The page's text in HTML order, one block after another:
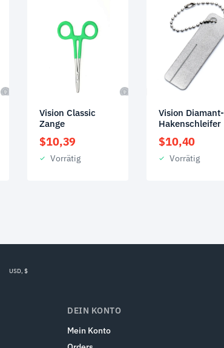
Vision Classic
Zange
$10,39
Vorrätig
Vision Diamant-
Hakenschleifer
$10,40
Vorrätig
USD, $
DEIN KONTO
Mein Konto